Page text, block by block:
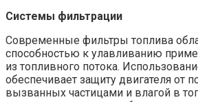
Системы фильтрации
Современные фильтры топлива
способностью к улавливанию
из топливного потока.
обеспечивает защиту двигателя от
вызванных частицами и влагой в